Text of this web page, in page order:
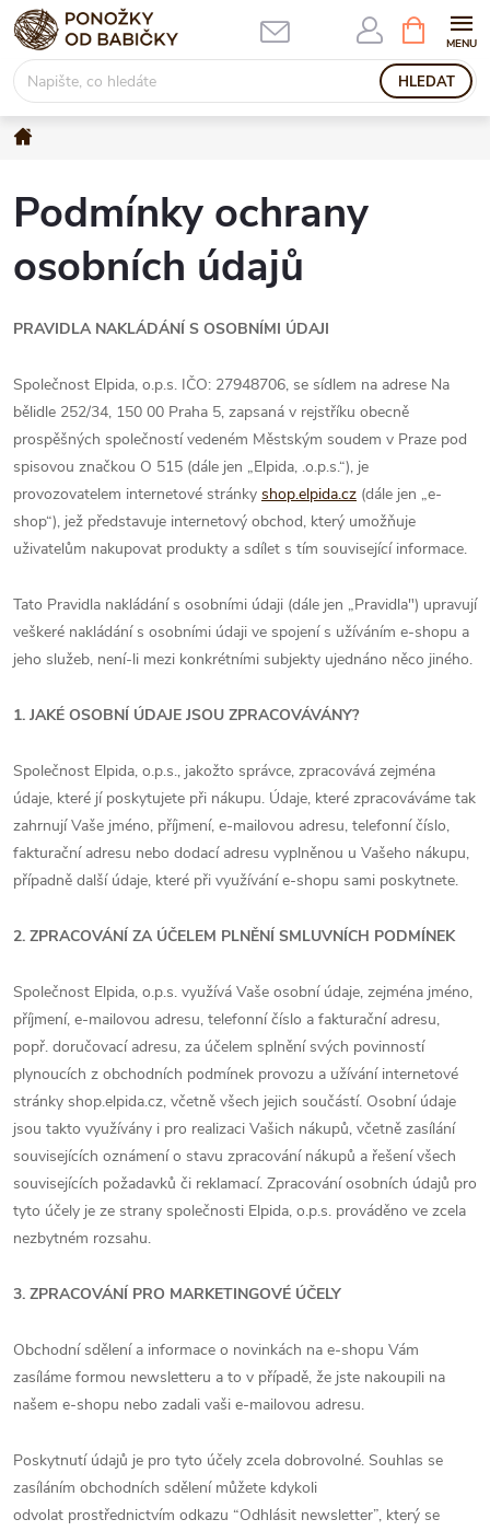
Přejít
na
obsah
HLEDAT
NÁKUPNÍ
KOŠÍK
Domů
Podmínky ochrany
osobních údajů
PRAVIDLA NAKLÁDÁNÍ S OSOBNÍMI ÚDAJI
Společnost Elpida, o.p.s. IČO: 27948706, se sídlem na adrese Na
bělidle 252/34, 150 00 Praha 5, zapsaná v rejstříku obecně
prospěšných společností vedeném Městským soudem v Praze pod
spisovou značkou O 515 (dále jen „Elpida, .o.p.s.“), je
provozovatelem internetové stránky shop.elpida.cz (dále jen „e-
shop“), jež představuje internetový obchod, který umožňuje
uživatelům nakupovat produkty a sdílet s tím související informace.
Tato Pravidla nakládání s osobními údaji (dále jen „Pravidla") upravují
veškeré nakládání s osobními údaji ve spojení s užíváním e-shopu a
jeho služeb, není-li mezi konkrétními subjekty ujednáno něco jiného.
1. JAKÉ OSOBNÍ ÚDAJE JSOU ZPRACOVÁVÁNY?
Společnost Elpida, o.p.s., jakožto správce, zpracovává zejména
údaje, které jí poskytujete při nákupu. Údaje, které zpracováváme tak
zahrnují Vaše jméno, příjmení, e-mailovou adresu, telefonní číslo,
fakturační adresu nebo dodací adresu vyplněnou u Vašeho nákupu,
případně další údaje, které při využívání e-shopu sami poskytnete.
2. ZPRACOVÁNÍ ZA ÚČELEM PLNĚNÍ SMLUVNÍCH PODMÍNEK
Společnost Elpida, o.p.s. využívá Vaše osobní údaje, zejména jméno,
příjmení, e-mailovou adresu, telefonní číslo a fakturační adresu,
popř. doručovací adresu, za účelem splnění svých povinností
plynoucích z obchodních podmínek provozu a užívání internetové
stránky shop.elpida.cz, včetně všech jejich součástí. Osobní údaje
jsou takto využívány i pro realizaci Vašich nákupů, včetně zasílání
souvisejících oznámení o stavu zpracování nákupů a řešení všech
souvisejících požadavků či reklamací. Zpracování osobních údajů pro
tyto účely je ze strany společnosti Elpida, o.p.s. prováděno ve zcela
nezbytném rozsahu.
3. ZPRACOVÁNÍ PRO MARKETINGOVÉ ÚČELY
Obchodní sdělení a informace o novinkách na e-shopu Vám
zasíláme formou newsletteru a to v případě, že jste nakoupili na
našem e-shopu nebo zadali vaši e-mailovou adresu.
Poskytnutí údajů je pro tyto účely zcela dobrovolné. Souhlas se
zasíláním obchodních sdělení můžete kdykoli
odvolat prostřednictvím odkazu “Odhlásit newsletter”, který se